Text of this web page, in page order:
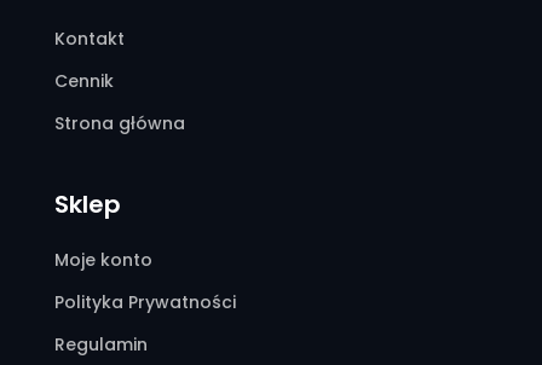
Kontakt
Cennik
Strona główna
Sklep
Moje konto
Polityka Prywatności
Regulamin